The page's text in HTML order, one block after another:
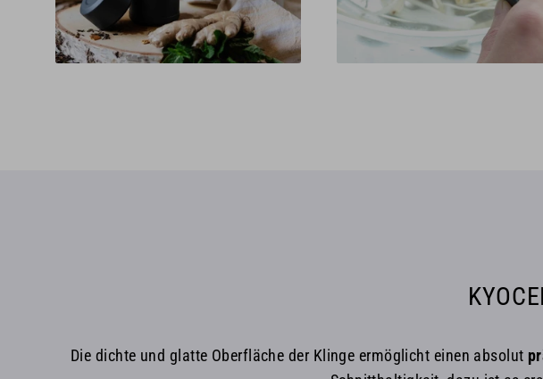
Die dichte und glatte Oberfläche der Klinge ermöglicht einen absolut